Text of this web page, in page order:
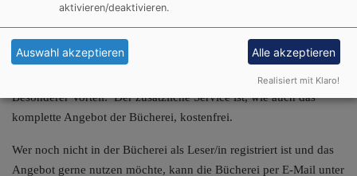
ausgeliehen werden.
Einfach mal anklicken, stöbern und ausprobieren
www.buecherei-kleinheubach.de
Besonderer Vorteil: Der zusätzliche Service ist, wie auch das
komplette Angebot der Bücherei, kostenfrei.
Wer noch nicht in der Bücherei als Leser/in registriert ist und das
Angebot gerne nutzen möchte, kann die Bücherei per E-Mail unter
aktivieren/deaktivieren.
Auswahl akzeptieren Alle akzeptieren
Realisiert mit Klaro!